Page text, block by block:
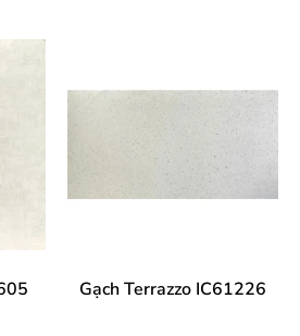
Gạch Terrazzo IC61226